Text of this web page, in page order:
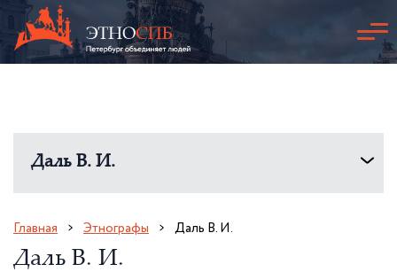
Даль В. И.
Главная Этнографы Даль В. И.
Даль В. И.